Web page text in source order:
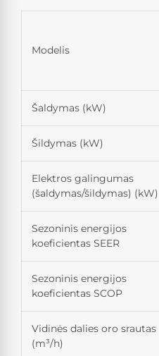
Modelis
Šaldymas (kW)
Šildymas (kW)
Elektros galingumas
(šaldymas/šildymas) (kW)
Sezoninis energijos
koeficientas SEER
Sezoninis energijos
koeficientas SCOP
Vidinės dalies oro srautas
(m³/h)